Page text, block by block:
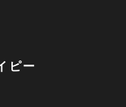
ピー